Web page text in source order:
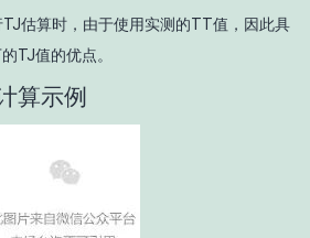
TJ估算时，由于使用实测的TT值，因此具
TJ值的优点。
算示例